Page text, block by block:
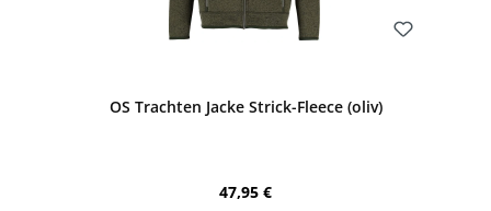
OS Trachten Jacke Strick-Fleece (oliv)
Regulärer Preis:
47,95 €